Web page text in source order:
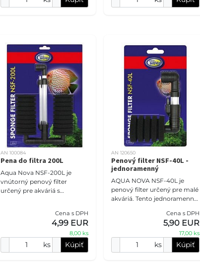
AN 100084
Pena do filtra 200L
Aqua Nova NSF-200L je
vnútorný penový filter
určený pre akváriá s
poskytuje vynikajúcu
biochemickú a m
Cena s DPH
4,99 EUR
8,00 ks
ks Kúpiť
AN 120650
Penový filter NSF-40L -
jednoramenný
AQUA NOVA NSF-40L je
penový filter určený pre malé
akváriá. Tento jednoramenný
biochemickú filtráciu v
akváriu a zabezpečuje
Cena s DPH
5,90 EUR
17,00 ks
ks Kúpiť